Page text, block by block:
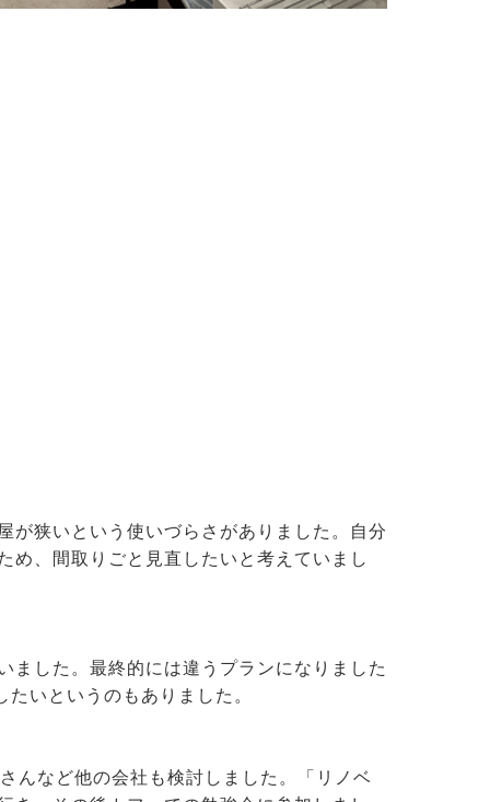
が狭いという使いづらさがありました。自分
め、間取りごと見直したいと考えていまし
ました。最終的には違うプランになりました
いというのもありました。
んなど他の会社も検討しました。「リノベ